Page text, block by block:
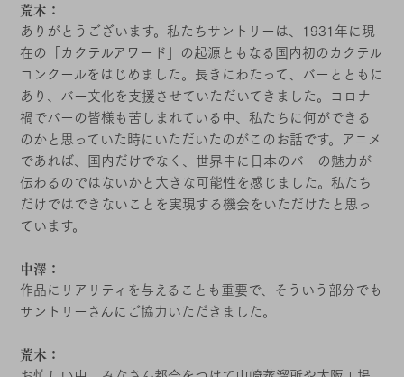
荒木：
ありがとうございます。私たちサントリーは、1931年に現
在の「カクテルアワード」の起源ともなる国内初のカクテル
コンクールをはじめました。長きにわたって、バーとともに
あり、バー文化を支援させていただいてきました。コロナ
禍でバーの皆様も苦しまれている中、私たちに何ができる
のかと思っていた時にいただいたのがこのお話です。アニメ
であれば、国内だけでなく、世界中に日本のバーの魅力が
伝わるのではないかと大きな可能性を感じました。私たち
だけではできないことを実現する機会をいただけたと思っ
ています。
中澤：
作品にリアリティを与えることも重要で、そういう部分でも
サントリーさんにご協力いただきました。
荒木：